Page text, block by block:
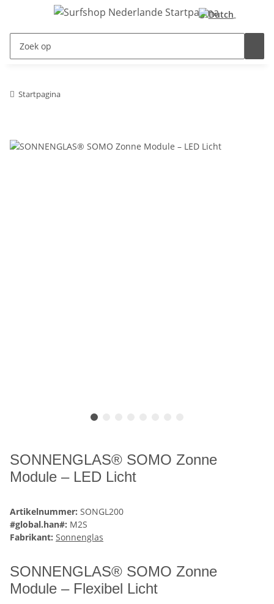
Startpagina
SONNENGLAS® SOMO Zonne
Module – LED Licht
Artikelnummer: SONGL200
#global.han#: M2S
Fabrikant: Sonnenglas
SONNENGLAS® SOMO Zonne
Module – Flexibel Licht